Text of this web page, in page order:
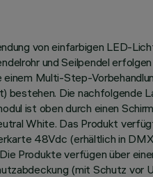
von einfarbigen LED-
und Seilpendel
Multi-Step-
Die nachfolgende
ist oben durch einen
White. Das Produkt
48Vdc (erhältlich in
Produkte verfügen über
(mit Schutz vor